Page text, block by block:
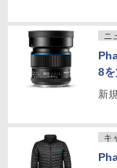
ニ
8
新
キ